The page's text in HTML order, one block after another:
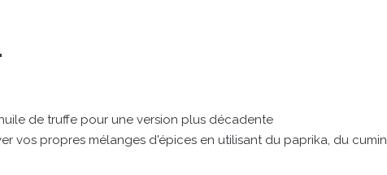
de truffe pour une version plus décadente
vos propres mélanges d'épices en utilisant du paprika, du cumin